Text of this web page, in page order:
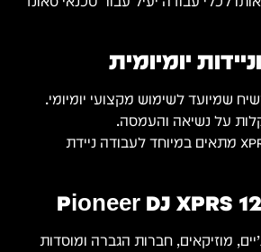
יומיומית
שמיועד לשימוש מקצועי יומיומי.
על נשיאה והעמסה.
בהתאם לכך, ה-XPRS 12 מתאים במיוחד לעבודה ניידת
מוזיקאים, חברות הגברה ומוסדות